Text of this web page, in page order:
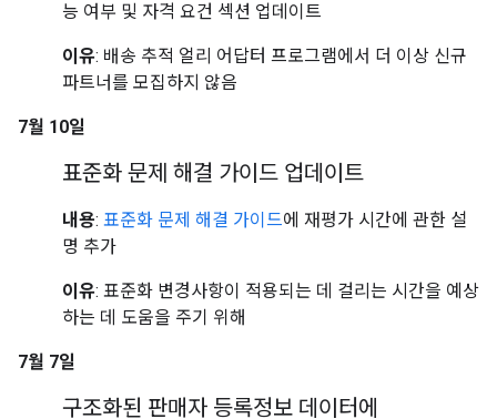
능 여부 및 자격 요건 섹션 업데이트
이유: 배송 추적 얼리 어답터 프로그램에서 더 이상 신규
파트너를 모집하지 않음
7월 10일
표준화 문제 해결 가이드 업데이트
내용: 표준화 문제 해결 가이드에 재평가 시간에 관한 설
명 추가
이유: 표준화 변경사항이 적용되는 데 걸리는 시간을 예상
하는 데 도움을 주기 위해
7월 7일
구조화된 판매자 등록정보 데이터에